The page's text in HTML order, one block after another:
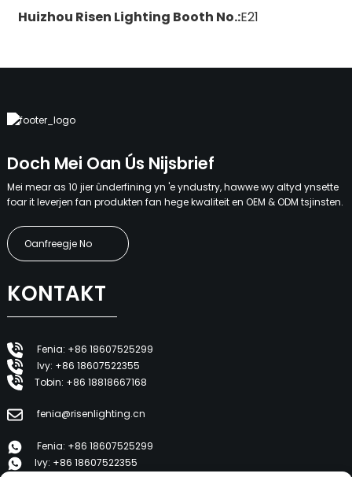
Huizhou Risen Lighting Booth No.:E21
Doch Mei Oan Ús Nijsbrief
Mei mear as 10 jier ûnderfining yn 'e yndustry, hawwe wy altyd ynsette
foar it leverjen fan produkten fan hege kwaliteit en OEM & ODM tsjinsten.
Oanfreegje No
KONTAKT
Fenia: +86 18607525299
Ivy: +86 18607522355
Tobin: +86 18818667168
fenia@risenlighting.cn
Fenia: +86 18607525299
Ivy: +86 18607522355